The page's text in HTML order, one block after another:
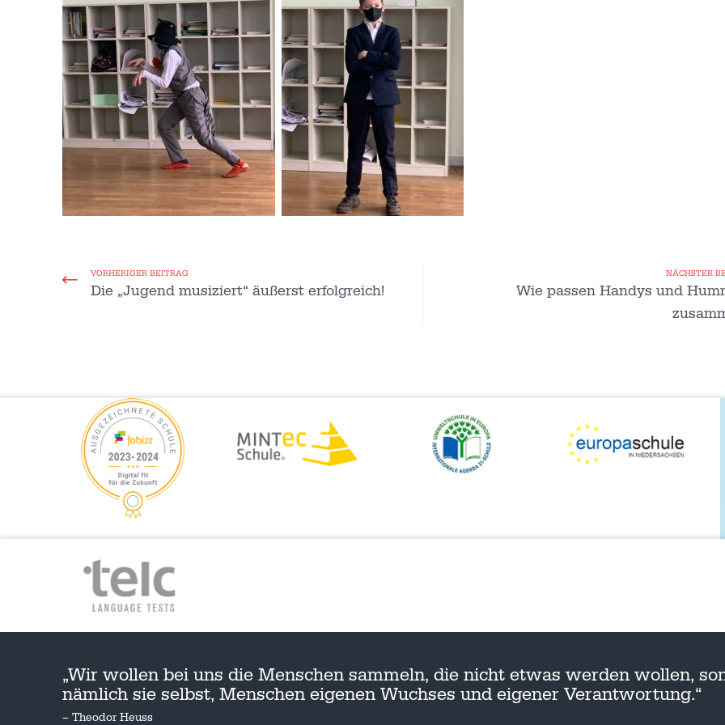
VORHERIGER BEITRAG
Die „Jugend musiziert“ äußerst erfolgreich!
NÄCHSTER
Wie passen Handys und
„Wir wollen bei uns die Menschen sammeln, die nicht etwas werden wollen,
nämlich sie selbst, Menschen eigenen Wuchses und eigener Verantwortung.“
– Theodor Heuss